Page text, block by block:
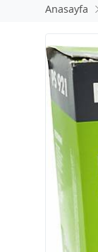
Anasayfa